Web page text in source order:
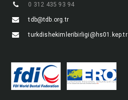
0 312 435 93 94
tdb@tdb.org.tr
turkdishekimleribirligi@hs01.kep.tr